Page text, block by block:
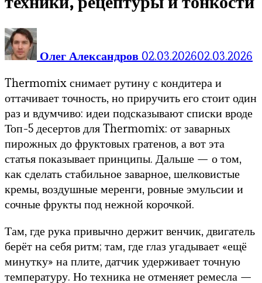
Олег Александров 02.03.202602.03.2026
Thermomix снимает рутину с кондитера и
оттачивает точность, но приручить его стоит один
раз и вдумчиво: идеи подсказывают списки вроде
Топ-5 десертов для Thermomix: от заварных
пирожных до фруктовых гратенов, а вот эта
статья показывает принципы. Дальше — о том,
как сделать стабильное заварное, шелковистые
кремы, воздушные меренги, ровные эмульсии и
сочные фрукты под нежной корочкой.
Там, где рука привычно держит венчик, двигатель
берёт на себя ритм; там, где глаз угадывает «ещё
минутку» на плите, датчик удерживает точную
температуру. Но техника не отменяет ремесла —